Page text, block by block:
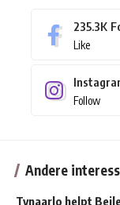
235.3K
Like
Follow
Andere
Tynaarlo helpt